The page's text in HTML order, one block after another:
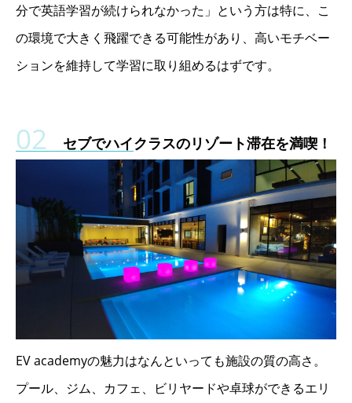
分で英語学習が続けられなかった」という方は特に、こ
の環境で大きく飛躍できる可能性があり、高いモチベー
ションを維持して学習に取り組めるはずです。
セブでハイクラスのリゾート滞在を満喫！
EV academyの魅力はなんといっても施設の質の高さ。
プール、ジム、カフェ、ビリヤードや卓球ができるエリ